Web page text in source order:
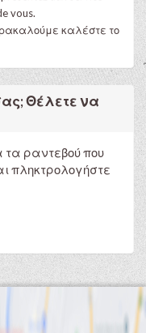
vous.
καλέστε το
Θέλετε να
τα ραντεβού που
πληκτρολογήστε